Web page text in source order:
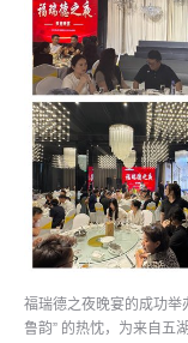
福瑞德之夜晚宴的成功举
鲁韵” 的热忱，为来自五